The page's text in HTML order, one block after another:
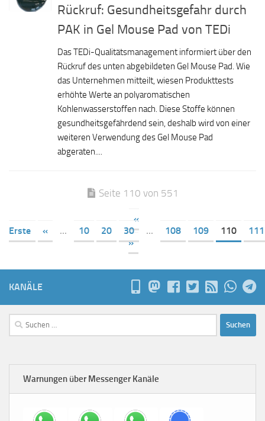
Rückruf: Gesundheitsgefahr durch
PAK in Gel Mouse Pad von TEDi
Das TEDi-Qualitätsmanagement informiert über den
Rückruf des unten abgebildeten Gel Mouse Pad. Wie
das Unternehmen mitteilt, wiesen Produkttests
erhöhte Werte an polyaromatischen
Kohlenwasserstoffen nach. Diese Stoffe können
gesundheitsgefährdend sein, deshalb wird von einer
weiteren Verwendung des Gel Mouse Pad
abgeraten....
Seite 110 von 551
«
Erste
« ... 10 20 30 ... 108 109 110
111
»
KANÄLE
Suchen
nach:
Warnungen über Messenger Kanäle